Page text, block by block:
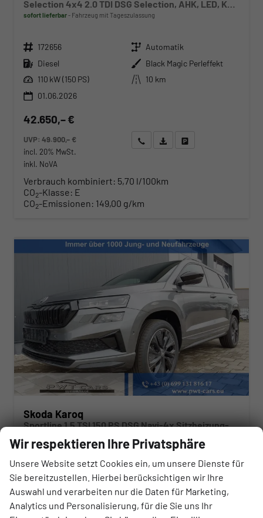
sofort lieferbar Fahrzeug mit Tageszulassung
Fahrzeugnr. 172656 Getriebe Automatik
Kraftstoff Diesel Außenfarbe Black Magic Perleffekt
Leistung 110 kW (150 PS) Kilometerstand
10 km
01.06.2026
42.650,– €
UVP:49.900,– €
incl. 20% MwSt.
inkl. NoVA
Wir rufen Sie anAngebot drucken (PDF)
Verbrauch kombiniert: 5,70 l/100km
CO2-Klasse: E
CO2-Emissionen: 149,00 g/km
Skoda Karoq
Sportline 1,5 TSI 150 PS DSG Navi-4x Sitzheizung-Canton Sound-Anhängerkupplung-LED-Matrix-AppleCarPlay-Android-Auto-ACC-Kessy-2-Zonen-Klimaautomatik-18''Alu-Sofort
Fahrzeugnr. Getriebe
Kraftstoff Benzin Außenfarbe Graphitgrau Metallic
Leistung
Kilometerstand
Wir respektieren Ihre Privatsphäre
Unsere Website setzt Cookies ein, um unsere Dienste für
Sie bereitzustellen. Hierbei berücksichtigen wir Ihre
Auswahl und verarbeiten nur die Daten für Marketing,
Analytics und Personalisierung, für die Sie uns Ihr